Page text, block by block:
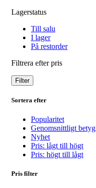
Lagerstatus
Till salu
I lager
På restorder
Filtrera efter pris
Filter
Sortera efter
Popularitet
Genomsnittligt betyg
Nyhet
Pris: lågt till högt
Pris: högt till lågt
Pris filter